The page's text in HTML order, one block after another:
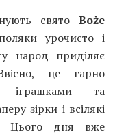
свято Boże
урочисто і
народ приділяє
це гарно
іграшками та
зірки і всілякі
Цього дня вже